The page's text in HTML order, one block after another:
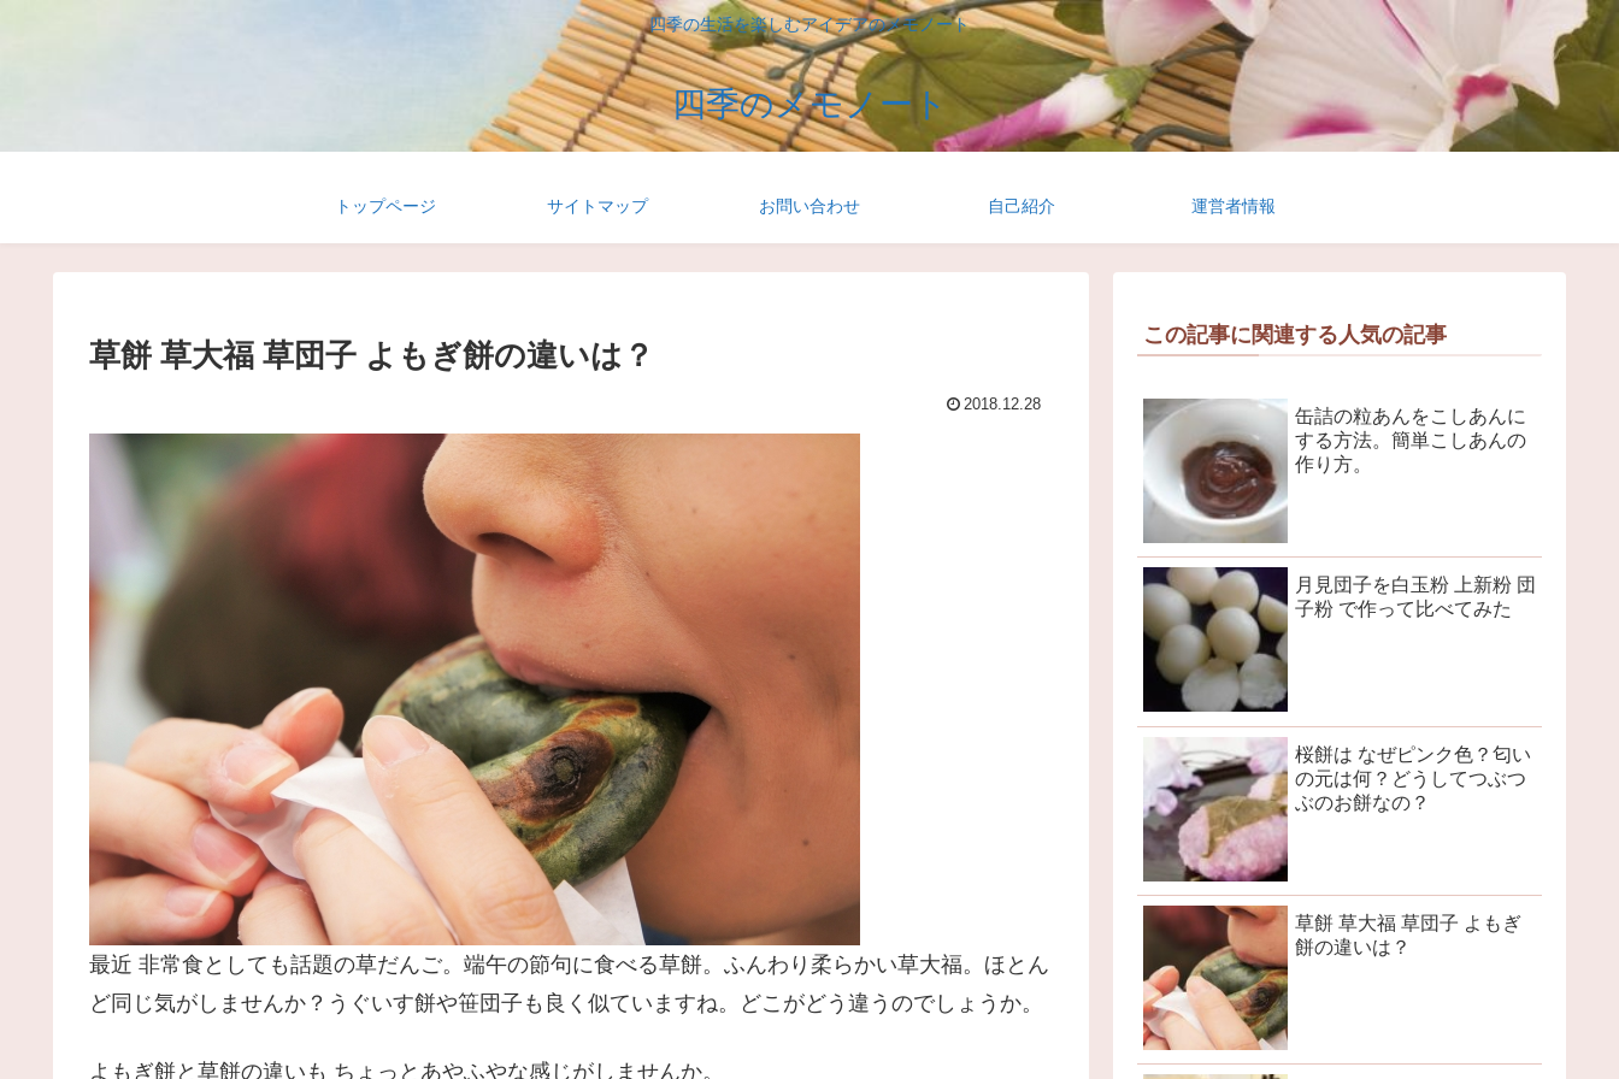
四季の生活を楽しむアイデアのメモノート
四季のメモノート
トップページ サイトマップ お問い合わせ 自己紹介 運営者情報
草餅 草大福 草団子 よもぎ餅の違いは？
2018.12.28
最近 非常食としても話題の草だんご。端午の節句に食べる草餅。ふんわり柔らかい草大福。ほとん
ど同じ気がしませんか？うぐいす餅や笹団子も良く似ていますね。どこがどう違うのでしょうか。
よもぎ餅と草餅の違いも ちょっとあやふやな感じがしませんか。
この記事に関連する人気の記事
缶詰の粒あんをこしあんに
する方法。簡単こしあんの
作り方。
月見団子を白玉粉 上新粉 団
子粉 で作って比べてみた
桜餅は なぜピンク色？匂い
の元は何？どうしてつぶつ
ぶのお餅なの？
草餅 草大福 草団子 よもぎ
餅の違いは？